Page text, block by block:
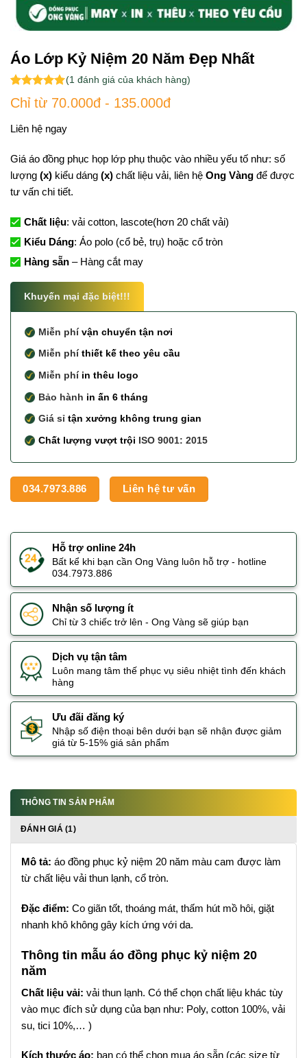
Áo Lớp Kỷ Niệm 20 Năm Đẹp Nhất
5.00trên 5
dựa trên
1
(1đánh giá của khách hàng)
Chỉ từ 70.000đ - 135.000đ
Liên hệ ngay
Giá áo đồng phục họp lớp phụ thuộc vào nhiều yếu tố như: số
lượng (x)kiểu dáng (x) chất liệu vải, liên hệ Ong Vàngđể được
tư vấn chi tiết.
Chất liệu: vải cotton, lascote(hơn 20 chất vải)
Kiểu Dáng: Áo polo (cổ bẻ, trụ) hoặc cổ tròn
Hàng sẵn– Hàng cắt may
Khuyến mại đặc biệt!!!
Miễn phívận chuyển tận nơi
Miễn phíthiết kế theo yêu cầu
Miễn phíin thêu logo
Bảo hành in ấn 6 tháng
Giá sỉtận xưởng không trung gian
Chất lượng vượt trội ISO 9001: 2015
034.7973.886 Liên hệ tư vấn
Hỗ trợ online 24h
Bất kể khi bạn cần Ong Vàng luôn hỗ trợ - hotline
034.7973.886
Nhận số lượng ít
Chỉ từ 3 chiếc trở lên - Ong Vàng sẽ giúp bạn
Dịch vụ tận tâm
Luôn mang tâm thế phục vụ siêu nhiệt tình đến khách
hàng
Ưu đãi đăng ký
Nhập số điện thoại bên dưới bạn sẽ nhận được giảm
giá từ 5-15% giá sản phẩm
THÔNG TIN SẢN PHẨM
ĐÁNH GIÁ (1)
Mô tả: áo đồng phục kỷ niệm 20 năm màu cam được làm
từ chất liệu vải thun lạnh, cổ tròn.
Đặc điểm: Co giãn tốt, thoáng mát, thấm hút mồ hôi, giặt
nhanh khô không gây kích ứng với da.
Thông tin mẫu áo đồng phục kỷ niệm 20
năm
Chất liệu vải: vải thun lạnh. Có thể chọn chất liệu khác tùy
vào mục đích sử dụng của bạn như: Poly, cotton 100%, vải
su, tici 10%,… )
Kích thước áo: bạn có thể chọn mua áo sẵn (các size từ